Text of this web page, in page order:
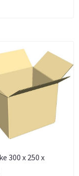
300 x 250 x